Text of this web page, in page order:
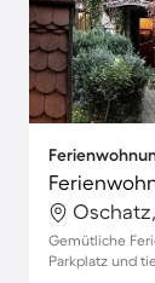
Gemütliche
Parkplatz und